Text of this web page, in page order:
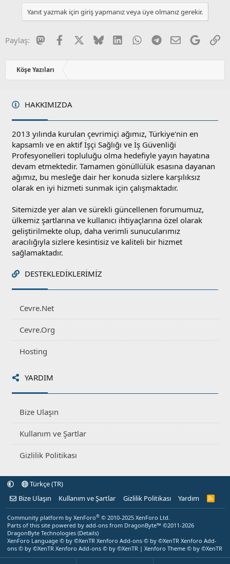
Yanıt yazmak için giriş yapmanız veya üye olmanız gerekir.
Paylaş: MastodonFacebook BlueskyLinkedInWhatsAppTelegram
E-postaGoogle
Köşe Yazıları
HAKKIMIZDA
2013 yılında kurulan çevrimiçi ağımız, Türkiye'nin en
kapsamlı ve en aktif İşçi Sağlığı ve İş Güvenliği
Profesyonelleri topluluğu olma hedefiyle yayın hayatına
devam etmektedir. Tamamen gönüllülük esasına dayanan
ağımız, bu mesleğe dair her konuda sizlere karşılıksız
olarak en iyi hizmeti sunmak için çalışmaktadır.
Sitemizde yer alan ve sürekli güncellenen forumumuz,
ülkemiz şartlarına ve kullanıcı ihtiyaçlarına özel olarak
geliştirilmekte olup, daha verimli sunucularımız
aracılığıyla sizlere kesintisiz ve kaliteli bir hizmet
sağlamaktadır.
DESTEKLEDIKLERIMIZ
Cevre.Net
Cevre.Org
Hosting
YARDIM
Bize Ulaşın
Kullanım ve Şartlar
Gizlilik Politikası
Türkçe (TR)
Bize Ulaşın
Kullanım ve Şartlar Gizlilik Politikası Yardım
R
Community platform by XenForo® © 2010-2025 XenForo Ltd.
Parts of this site powered by add-ons from DragonByte™ ©2011-2026
DragonByte Technologies (Details)
XenForo Language © by ©XenTR Xenforo Add-ons © by ©XenTR Xenforo Add-
ons © by ©XenTR Xenforo Add-ons © by ©XenTR | Xenforo Theme © by ©XenTR